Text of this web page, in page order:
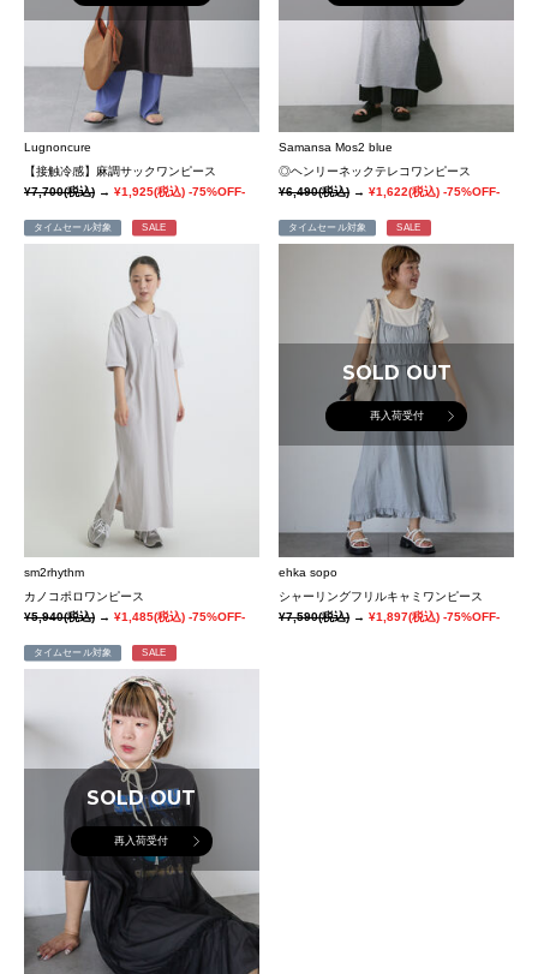
Lugnoncure
【接触冷感】麻調サックワンピース
¥7,700(税込) → ¥1,925(税込) -75%OFF-
Samansa Mos2 blue
◎ヘンリーネックテレコワンピース
¥6,490(税込)→¥1,622(税込) -75%OFF-
タイムセール対象 SALE
sm2rhythm
カノコポロワンピース
¥5,940(税込) → ¥1,485(税込) -75%OFF-
タイムセール対象 SALE
SOLD OUT
再入荷受付
ehka sopo
シャーリングフリルキャミワンピース
¥7,590(税込)→¥1,897(税込) -75%OFF-
タイムセール対象 SALE
SOLD OUT
再入荷受付